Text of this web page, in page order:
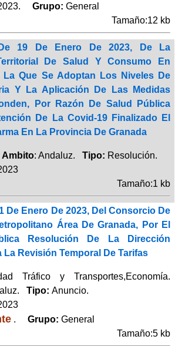
Grupo: General
Tamaño:12 kb
19 De Enero De 2023, De La
De Salud Y Consumo En
La Que Se Adoptan Los Niveles De
Y La Aplicación De Las Medidas
Por Razón De Salud Pública
De La Covid-19 Finalizado El
En La Provincia De Granada
Ambito: Andaluz. Tipo: Resolución.
Tamaño:1 kb
De Enero De 2023, Del Consorcio De
Área De Granada, Por El
Resolución De La Dirección
La Revisión Temporal De Tarifas
Tráfico y Transportes,Economía.
Tipo: Anuncio.
. Grupo: General
Tamaño:5 kb